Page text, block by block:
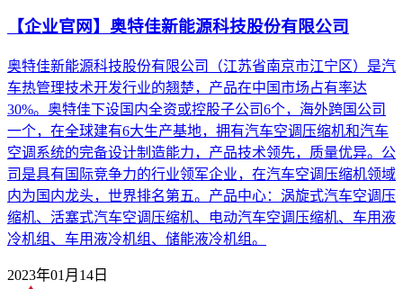
【企业官网】奥特佳新能源科技股份有限公司
奥特佳新能源科技股份有限公司（江苏省南京市江宁区）是汽
车热管理技术开发行业的翘楚，产品在中国市场占有率达
30%。奥特佳下设国内全资或控股子公司6个，海外跨国公司
一个，在全球建有6大生产基地，拥有汽车空调压缩机和汽车
空调系统的完备设计制造能力，产品技术领先，质量优异。公
司是具有国际竞争力的行业领军企业，在汽车空调压缩机领域
内为国内龙头，世界排名第五。产品中心：涡旋式汽车空调压
缩机、活塞式汽车空调压缩机、电动汽车空调压缩机、车用液
冷机组、车用液冷机组、储能液冷机组。
2023年01月14日